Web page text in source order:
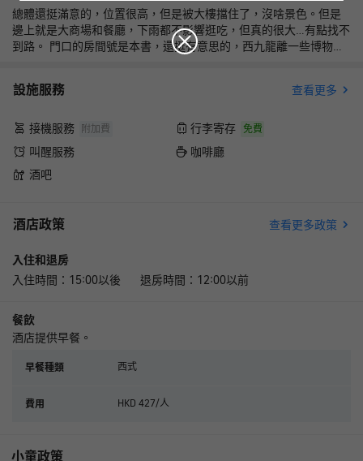
總體還挺滿意的，位置很高，但是被大樓擋住了，沒啥景色。但是
邊上就是大商場和餐廳，下雨都不影響逛吃，但真的很大…有點找不
到路。 門口的房間號是本書，還挺有意思的，西九龍離一些博物館
設施服務 查看更多
接機服務 附加費 行李寄存 免費
叫醒服務
咖啡廳
酒吧
酒店政策 查看更多政策
入住和退房
入住時間：15:00以後 退房時間：12:00以前
餐飲
酒店提供早餐。
早餐種類 西式
費用 HKD 427/人
小童政策